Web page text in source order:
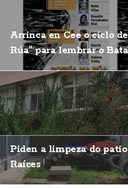
Arrinca en Cee o ciclo
Rúa" para lembrar o
Piden a limpeza do
Raíces